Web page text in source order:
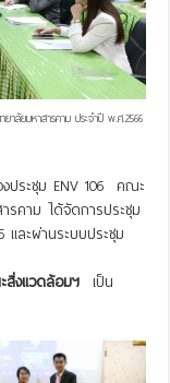
าลัยมหาสารคาม ประจำปี พ.ศ.2566
ประชุม ENV 106 คณะ
รคาม ได้จัดการประชุม
ละผ่านระบบประชุม
งแวดล้อมฯ เป็น